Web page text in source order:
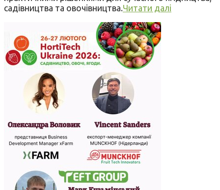
садівництва та овочівництва.Читати далі